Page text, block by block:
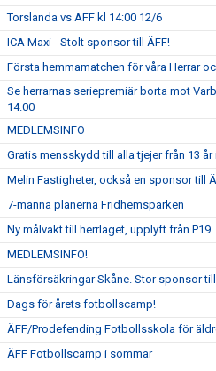
Torslanda vs ÄFF kl 14:00 12/6
ICA Maxi - Stolt sponsor till ÄFF!
Första hemmamatchen för våra Herrar
Se herrarnas seriepremiär borta mot
14.00
MEDLEMSINFO
Gratis mensskydd till alla tjejer från 13 år
Melin Fastigheter, också en sponsor till
7-manna planerna Fridhemsparken
Ny målvakt till herrlaget, upplyft från P19.
MEDLEMSINFO!
Länsförsäkringar Skåne. Stor sponsor
Dags för årets fotbollscamp!
ÄFF/Prodefending Fotbollsskola för
ÄFF Fotbollscamp i sommar